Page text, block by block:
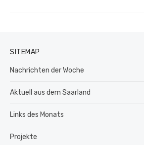
SITEMAP
Nachrichten der Woche
Aktuell aus dem Saarland
Links des Monats
Projekte